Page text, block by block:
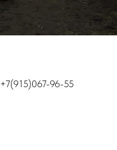
+7(915)067-96-55